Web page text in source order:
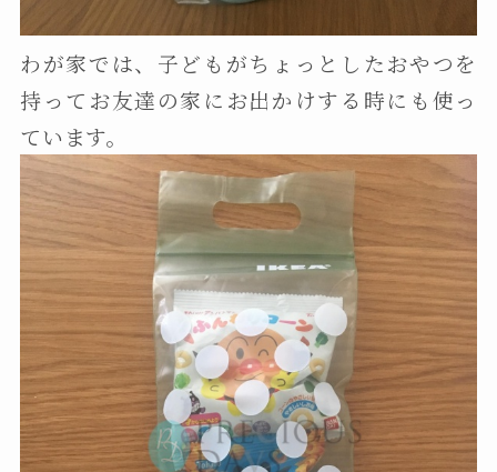
わが家では、子どもがちょっとしたおやつを
持ってお友達の家にお出かけする時にも使っ
ています。